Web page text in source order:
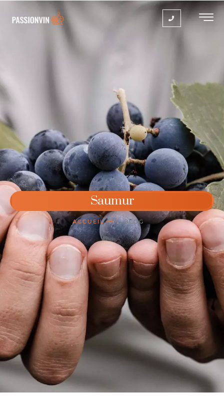
Saumur
ACCUEIL BLOG